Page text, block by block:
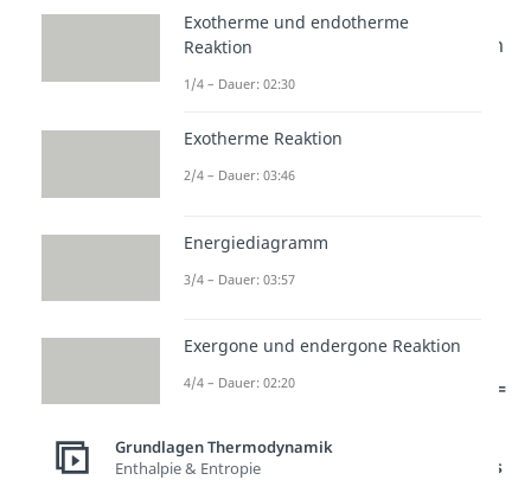
Außerdem sollte man sich ins
Gedächtnis rufen, dass ein System
stets versucht einen Zustand des
Gleichgewichtszustand
nämlich die freie Enthalpie G den
Konzentration der
Reaktionspartner verändert sich
Reaktionsenthalpienicht weiter
gesenkt werden kann. Es gilt:
=
Studyflix vernetzt: Hier ein Video aus
Exotherme und endotherme
Reaktion
1/4 – Dauer: 02:30
Exotherme Reaktion
2/4 – Dauer: 03:46
Energiediagramm
3/4 – Dauer: 03:57
Exergone und endergone Reaktion
4/4 – Dauer: 02:20
Grundlagen Thermodynamik
Enthalpie & Entropie